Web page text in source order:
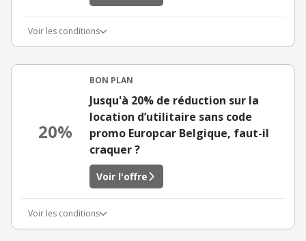
Voir les conditions
20%
BON PLAN
Jusqu'à 20% de réduction sur la
location d’utilitaire sans code
promo Europcar Belgique, faut-il
craquer ?
Voir l'offre
Voir les conditions